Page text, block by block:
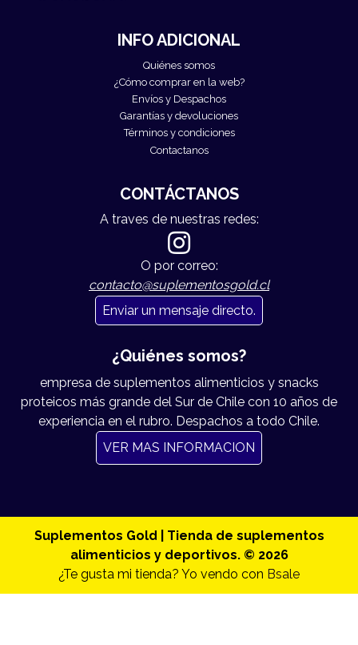
INFO ADICIONAL
Quiénes somos
¿Cómo comprar en la web?
Envíos y Despachos
Garantías y devoluciones
Términos y condiciones
Contactanos
CONTÁCTANOS
A traves de nuestras redes:
O por correo:
contacto@suplementosgold.cl
Enviar un mensaje directo.
¿Quiénes somos?
empresa de suplementos alimenticios y snacks
proteicos más grande del Sur de Chile con 10 años de
experiencia en el rubro. Despachos a todo Chile.
VER MAS INFORMACION
Suplementos Gold | Tienda de suplementos
alimenticios y deportivos. © 2026
¿Te gusta mi tienda? Yo vendo con Bsale